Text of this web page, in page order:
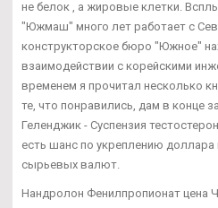
не белок , а жировые клетки.
"Южмаш" много лет работает с
конструкторское бюро "Южное"
взаимодействии с корейскими
временем я прочитал несколько
те, что понравились, дам в конце
Геленджик - Суспензия
есть шанс по укреплению
сырьевых валют.
Нандролон Фенилпропионат цена